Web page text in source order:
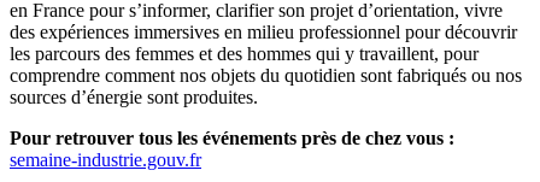
en France pour s’informer, clarifier son projet d’orientation, vivre
des expériences immersives en milieu professionnel pour découvrir
les parcours des femmes et des hommes qui y travaillent, pour
comprendre comment nos objets du quotidien sont fabriqués ou nos
sources d’énergie sont produites.
Pour retrouver tous les événements près de chez vous :
semaine-industrie.gouv.fr